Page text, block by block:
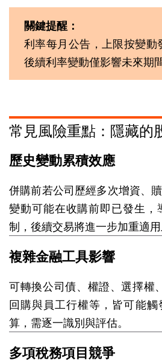
關鍵提醒：
利率每月公告，上限按變動
後續利率變動僅影響未來期
常見風險重點：隱藏的
歷史變動累積效應
併購前若公司歷經多次增資、
變動可能在收購前即已發生，
制，後續交易將進一步加重適用
複雜金融工具影響
可轉換公司債、權證、選擇權
回購與員工行權等，皆可能
算，需逐一識別與評估。
多項稅務項目競爭